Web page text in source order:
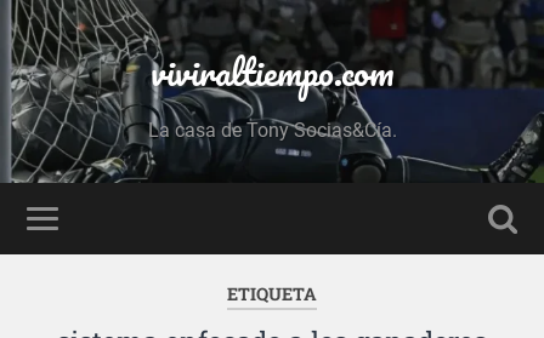
viviraltiempo.com
La casa de Tony Socias&Cía.
ETIQUETA